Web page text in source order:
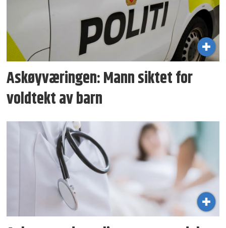
Askøyværingen: Mann siktet for
voldtekt av barn